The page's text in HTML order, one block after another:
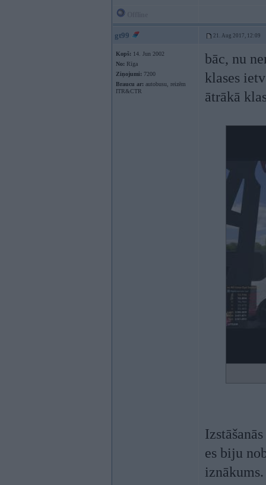
gt99 21. Aug 2017, 12:09
Kopš: 14. Jun 2002
No: Rīga
Ziņojumi: 7200
Braucu ar: autobusu, reizēm
ITR&CTR
bāc, nu
klases
ātrākā
es biju
iznākums.